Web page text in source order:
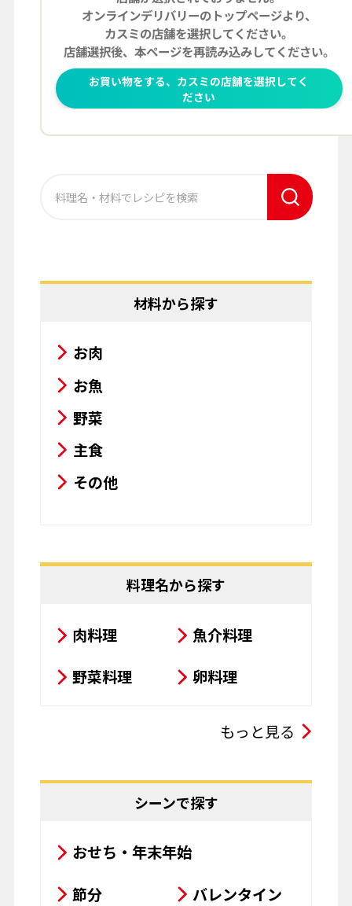
材料から探す
お肉
お魚
野菜
主食
その他
料理名から探す
肉料理
魚介料理
野菜料理
卵料理
揚げ物
粉物
お菓子
パスタ
もっと見る
シーンで探す
おせち・年末年始
節分
バレンタイン